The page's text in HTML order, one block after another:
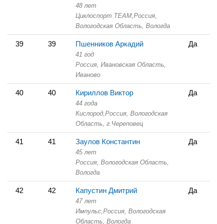
48 лет
Циклоспорт TEAM, Россия,
Вологодская Область, Вологда
39 39 Пшенников Аркадий
41 год
Россия, Ивановская Область,
Иваново
Да
40 40 Кириллов Виктор
44 года
Кислород, Россия, Вологодская
Область, г.Череповец
Да
41 41 Заулов Константин
45 лет
Россия, Вологодская Область,
Вологда
Да
42 42 Капустин Дмитрий
47 лет
Импульс, Россия, Вологодская
Область, Вологда
Да